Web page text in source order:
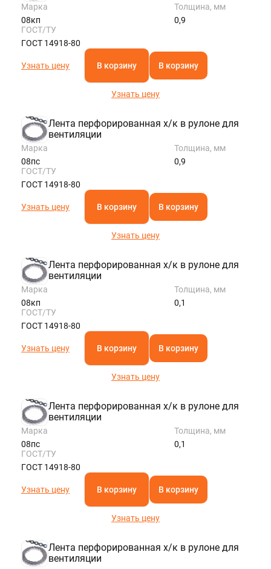
Марка
08кп
Толщина, мм
0,9
ГОСТ/ТУ
ГОСТ 14918-80
Узнать цену В корзину В корзину
Узнать цену
Лента перфорированная х/к в рулоне для
вентиляции
Марка
08пс
Толщина, мм
0,9
ГОСТ/ТУ
ГОСТ 14918-80
Узнать цену В корзину В корзину
Узнать цену
Лента перфорированная х/к в рулоне для
вентиляции
Марка
08кп
Толщина, мм
0,1
ГОСТ/ТУ
ГОСТ 14918-80
Узнать цену В корзину В корзину
Узнать цену
Лента перфорированная х/к в рулоне для
вентиляции
Марка
08пс
Толщина, мм
0,1
ГОСТ/ТУ
ГОСТ 14918-80
Узнать цену В корзину В корзину
Узнать цену
Лента перфорированная х/к в рулоне для
вентиляции